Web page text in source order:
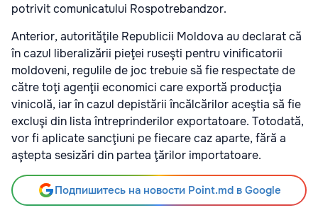
potrivit comunicatului Rospotrebandzor.
Anterior, autorităţile Republicii Moldova au declarat că
în cazul liberalizării pieţei ruseşti pentru vinificatorii
moldoveni, regulile de joc trebuie să fie respectate de
către toţi agenţii economici care exportă producţia
vinicolă, iar în cazul depistării încălcărilor aceştia să fie
excluşi din lista întreprinderilor exportatoare. Totodată,
vor fi aplicate sancţiuni pe fiecare caz aparte, fără a
aştepta sesizări din partea ţărilor importatoare.
Подпишитесь на новости Point.md в Google